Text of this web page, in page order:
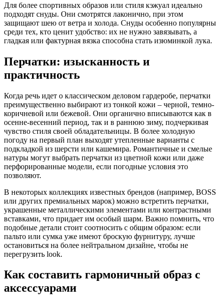
Для более спортивных образов или стиля кэжуал идеально
подходят снуды. Они смотрятся лаконично, при этом
защищают шею от ветра и холода. Снуды особенно популярны
среди тех, кто ценит удобство: их не нужно завязывать, а
гладкая или фактурная вязка способна стать изюминкой лука.
Перчатки: изысканность и
практичность
Когда речь идет о классическом деловом гардеробе, перчатки
преимущественно выбирают из тонкой кожи – черной, темно-
коричневой или бежевой. Они органично вписываются как в
осенне-весенний период, так и в раннюю зиму, подчеркивая
чувство стиля своей обладательницы. В более холодную
погоду на первый план выходят утепленные варианты с
подкладкой из шерсти или кашемира. Романтичные и смелые
натуры могут выбрать перчатки из цветной кожи или даже
перфорированные модели, если погодные условия это
позволяют.
В некоторых коллекциях известных брендов (например, BOSS
или других премиальных марок) можно встретить перчатки,
украшенные металлическими элементами или контрастными
вставками, что придает им особый шарм. Важно помнить, что
подобные детали стоит соотносить с общим образом: если
пальто или сумка уже имеют броскую фурнитуру, лучше
остановиться на более нейтральном дизайне, чтобы не
перегрузить look.
Как составить гармоничный образ с
аксессуарами